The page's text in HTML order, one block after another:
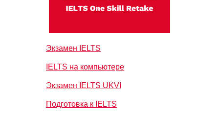
Экзамен IELTS
IELTS на компьютере
Экзамен IELTS UKVI
Подготовка к IELTS